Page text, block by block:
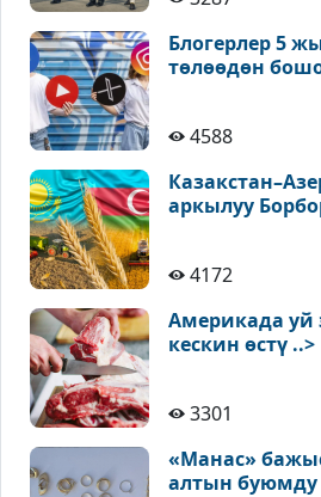
Блогерлер 5
төлөөдөн
4588
аркылуу
4172
Америкада уй
кескин өстү ..>
3301
«Манас»
алтын